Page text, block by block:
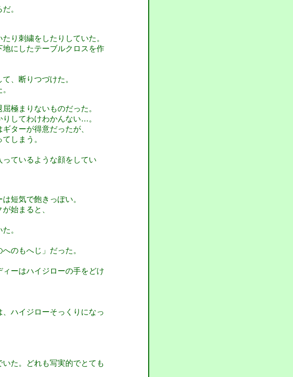
。
り刺繍をしたりしていた。
にしたテーブルクロスを作
、断りつづけた。
極まりないものだった。
してわけわかんない…。
ターが得意だったが、
しまう。
ているような顔をしてい
短気で飽きっぽい。
始まると、
。
のもへじ」だった。
ーはハイジローの手をどけ
ハイジローそっくりになっ
た。どれも写実的でとても